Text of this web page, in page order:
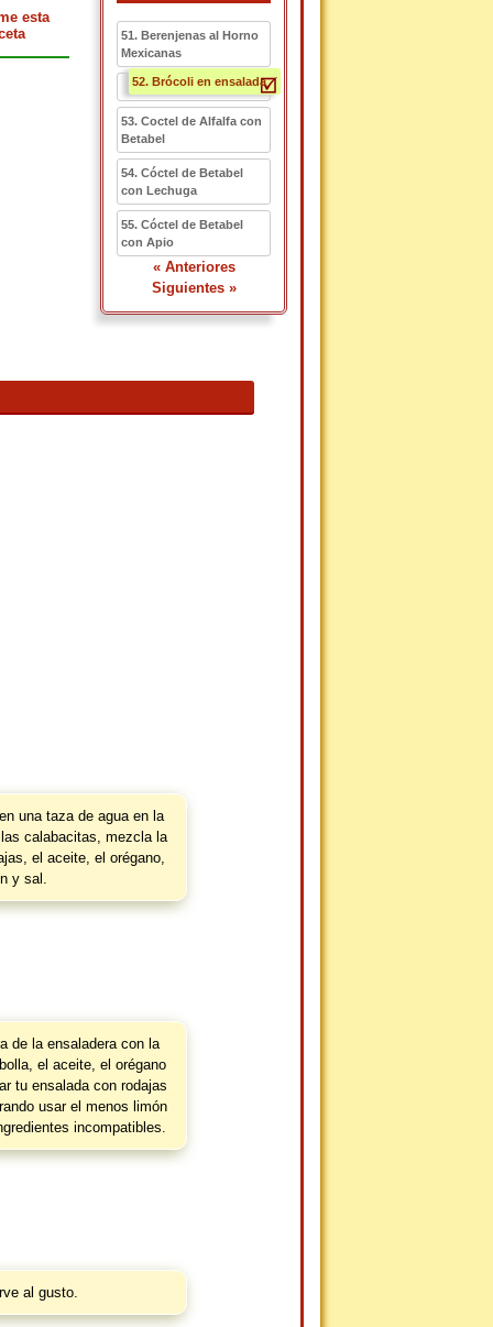
desde el principio de la
cocción. Combinan muy
bien con perejil, romero,
tomillo, ajedrea, salvia.
51. Berenjenas al Horno
Mexicanas
52. Brócoli en ensalada
53. Coctel de Alfalfa con
Betabel
54. Cóctel de Betabel
con Lechuga
55. Cóctel de Betabel
con Apio
« Anteriores
Siguientes »
esta
una taza de agua en la
calabacitas, mezcla la
el aceite, el orégano,
y sal.
de la ensaladera con la
el aceite, el orégano
tu ensalada con rodajas
usar el menos limón
incompatibles.
al gusto.